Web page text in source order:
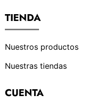
TIENDA
Nuestros productos
Nuestras tiendas
CUENTA